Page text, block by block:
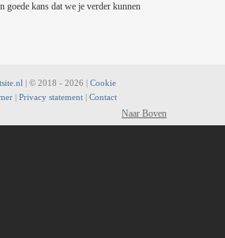
goede kans dat we je verder kunnen
| © 2018 - 2026 | Cookie
| Privacy statement | Contact
Naar Boven